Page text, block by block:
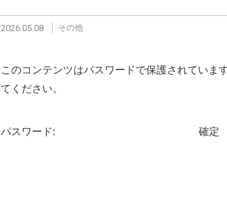
2026.05.08 その他
このコンテンツはパスワードで保護されていま
てください。
パスワード: